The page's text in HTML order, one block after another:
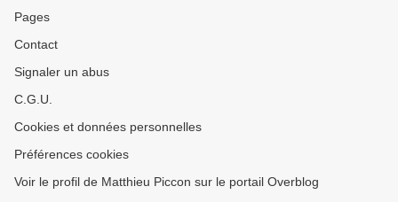
Pages
Contact
Signaler un abus
C.G.U.
Cookies et données personnelles
Préférences cookies
Voir le profil de Matthieu Piccon sur le portail Overblog